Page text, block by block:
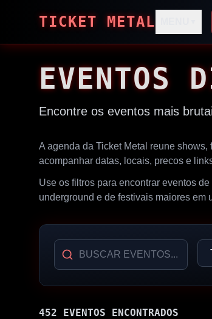
TICKET METAL
EVENTOS
Encontre os eventos mais
A agenda da Ticket Metal reune
acompanhar datas, locais, precos e
Use os filtros para encontrar eventos
underground e de festivais maiores em
452 EVENTOS ENCONTRADOS